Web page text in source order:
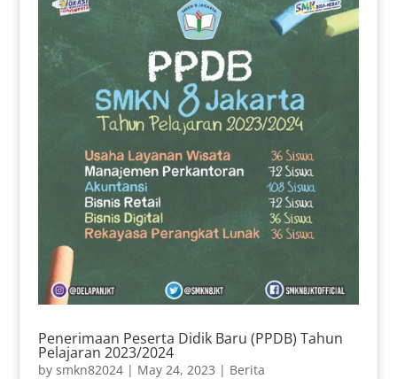
Penerimaan Peserta Didik Baru (PPDB) Tahun
Pelajaran 2023/2024
by smkn82024| May 24, 2023 | Berita